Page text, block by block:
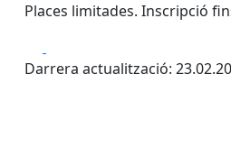
Places limitades. Inscripció
Darrera actualització: